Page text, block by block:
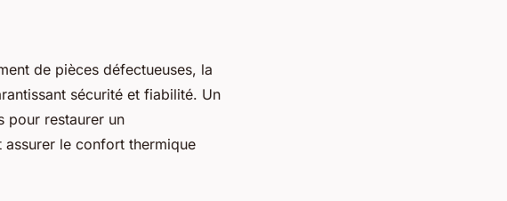
de pièces défectueuses, la
sécurité et fiabilité. Un
pour restaurer un
le confort thermique